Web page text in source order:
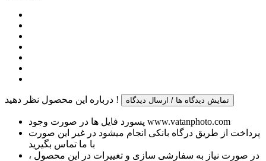
درباره این محصول نظر دهید ! نمایش دیدگاه ها / ارسال دیدگاه
پسورد فایل ها در صورت وجود www.vatanphoto.com
پرداخت از طریق درگاه بانکی انجام میشود در غیر این صورت
با ما تماس بگیرید
در صورت نیاز به سفارشی سازی و تغییرات در این محصول ،